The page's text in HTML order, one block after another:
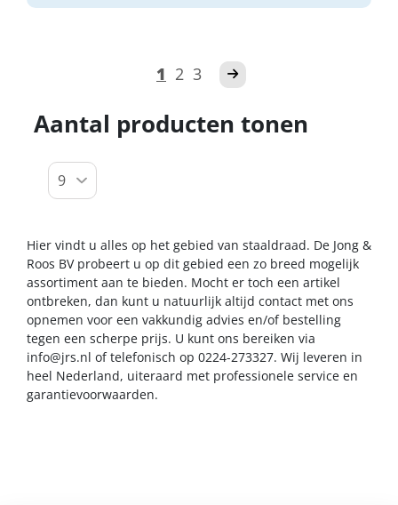
1 2 3
Aantal producten tonen
Hier vindt u alles op het gebied van staaldraad. De Jong &
Roos BV probeert u op dit gebied een zo breed mogelijk
assortiment aan te bieden. Mocht er toch een artikel
ontbreken, dan kunt u natuurlijk altijd contact met ons
opnemen voor een vakkundig advies en/of bestelling
tegen een scherpe prijs. U kunt ons bereiken via
info@jrs.nl of telefonisch op 0224-273327. Wij leveren in
heel Nederland, uiteraard met professionele service en
garantievoorwaarden.